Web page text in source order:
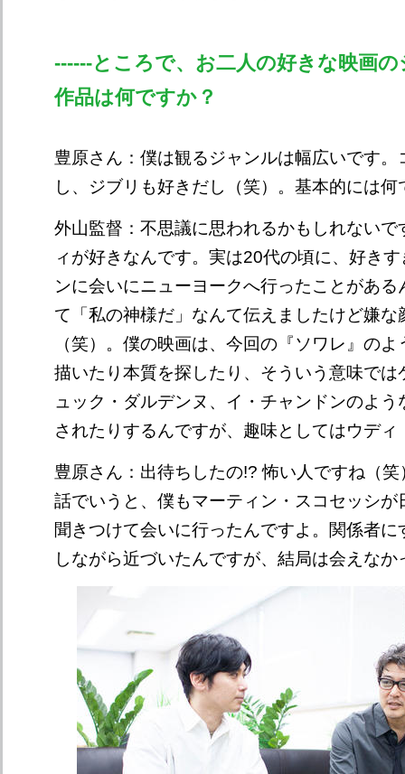
------ところで、お二人の好きな映画
作品は何ですか？
豊原さん：僕は観るジャンルは幅広いです。
し、ジブリも好きだし（笑）。基本的には何
外山監督：不思議に思われるかもしれないで
ィが好きなんです。実は20代の頃に、好き
ンに会いにニューヨークへ行ったことがある
て「私の神様だ」なんて伝えましたけど嫌な
（笑）。僕の映画は、今回の『ソワレ』の
描いたり本質を探したり、そういう意味では
ュック・ダルデンヌ、イ・チャンドンのよ
されたりするんですが、趣味としてはウディ
豊原さん：出待ちしたの!? 怖い人ですね（
話でいうと、僕もマーティン・スコセッシが
聞きつけて会いに行ったんですよ。関係者に
しながら近づいたんですが、結局は会えなか